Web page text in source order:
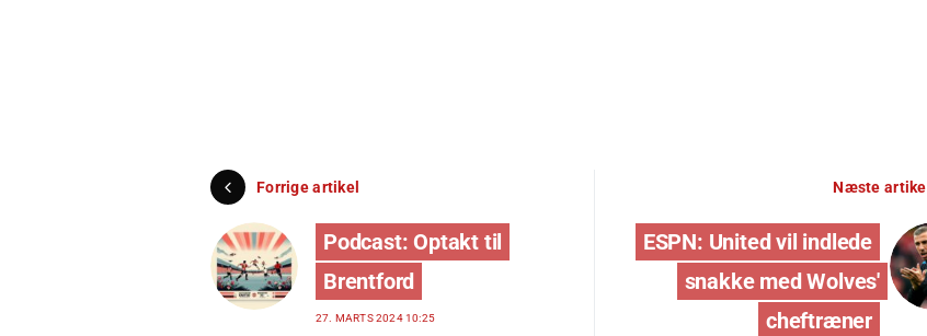
Forrige artikel
Podcast: Optakt til
Brentford
27. MARTS 2024 10:25
Næste artikel
ESPN: United vil indlede
snakke med Wolves'
cheftræner